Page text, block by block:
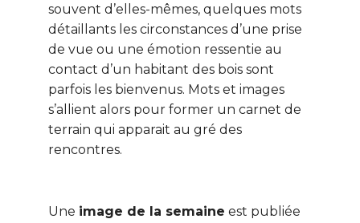
souvent d’elles-mêmes, quelques mots
détaillants les circonstances d’une prise
de vue ou une émotion ressentie au
contact d’un habitant des bois sont
parfois les bienvenus. Mots et images
s’allient alors pour former un carnet de
terrain qui apparait au gré des
rencontres.
Une image de la semaine est publiée